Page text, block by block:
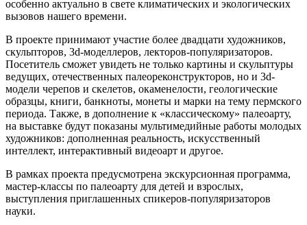
особенно актуально в свете климатических и экологических
вызовов нашего времени.
В проекте принимают участие более двадцати художников,
скульпторов, 3d-моделлеров, лекторов-популяризаторов.
Посетитель сможет увидеть не только картины и скульптуры
ведущих, отечественных палеореконструкторов, но и 3d-
модели черепов и скелетов, окаменелости, геологические
образцы, книги, банкноты, монеты и марки на тему пермского
периода. Также, в дополнение к «классическому» палеоарту,
на выставке будут показаны мультимедийные работы молодых
художников: дополненная реальность, искусственный
интеллект, интерактивный видеоарт и другое.
В рамках проекта предусмотрена экскурсионная программа,
мастер-классы по палеоарту для детей и взрослых,
выступления приглашенных спикеров-популяризаторов
науки.